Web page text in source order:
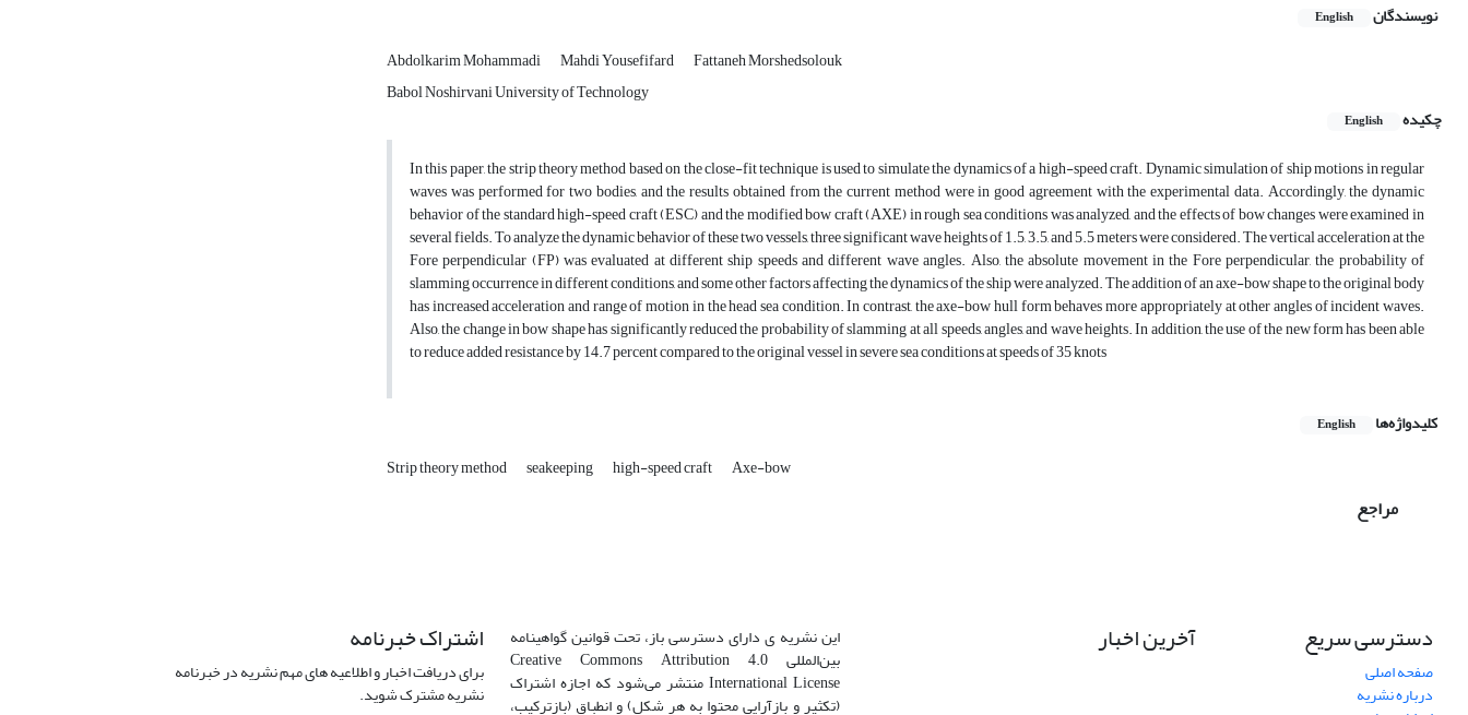
نویسندگان English
Abdolkarim Mohammadi Mahdi Yousefifard
Fattaneh Morshedsolouk
Babol Noshirvani University of Technology
چکیده
English
In this paper, the strip theory method based on the close-fit technique is used to simulate the dynamics of a high-speed craft. Dynamic simulation of ship motions in regular
waves was performed for two bodies, and the results obtained from the current method were in good agreement with the experimental data. Accordingly, the dynamic
behavior of the standard high-speed craft (ESC) and the modified bow craft (AXE) in rough sea conditions was analyzed, and the effects of bow changes were examined in
several fields. To analyze the dynamic behavior of these two vessels, three significant wave heights of 1.5, 3.5, and 5.5 meters were considered. The vertical acceleration at the
Fore perpendicular (FP) was evaluated at different ship speeds and different wave angles. Also, the absolute movement in the Fore perpendicular, the probability of
slamming occurrence in different conditions, and some other factors affecting the dynamics of the ship were analyzed.The addition of an axe-bow shape to the original body
has increased acceleration and range of motion in the head sea condition. In contrast, the axe-bow hull form behaves more appropriately at other angles of incident waves.
Also, the change in bow shape has significantly reduced the probability of slamming at all speeds, angles, and wave heights. In addition, the use of the new form has been able
to reduce added resistance by 14.7 percent compared to the original vessel in severe sea conditions at speeds of 35 knots
کلیدواژه‌ها English
Strip theory method seakeeping high-speed craft Axe-bow
مراجع
دسترسی سریع
صفحه اصلی
درباره نشریه
آخرین اخبار این نشریه ی دارای دسترسی باز، تحت قوانین گواهینامه
بین‌المللی Creative Commons Attribution 4.0
International License منتشر می‌شود که اجازه اشتراک
(تکثیر و بازآرایی محتوا به هر شکل) و انطباق (بازترکیب،
اشتراک خبرنامه
برای دریافت اخبار و اطلاعیه های مهم نشریه در خبرنامه
نشریه مشترک شوید.